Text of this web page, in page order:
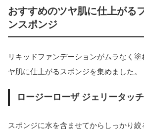
おすすめのツヤ肌に仕上がる
ンスポンジ
リキッドファンデーションがムラなく
ヤ肌に仕上がるスポンジを集めました。
ロージーローザ ジェリータッ
スポンジに水を含ませてからしっかり